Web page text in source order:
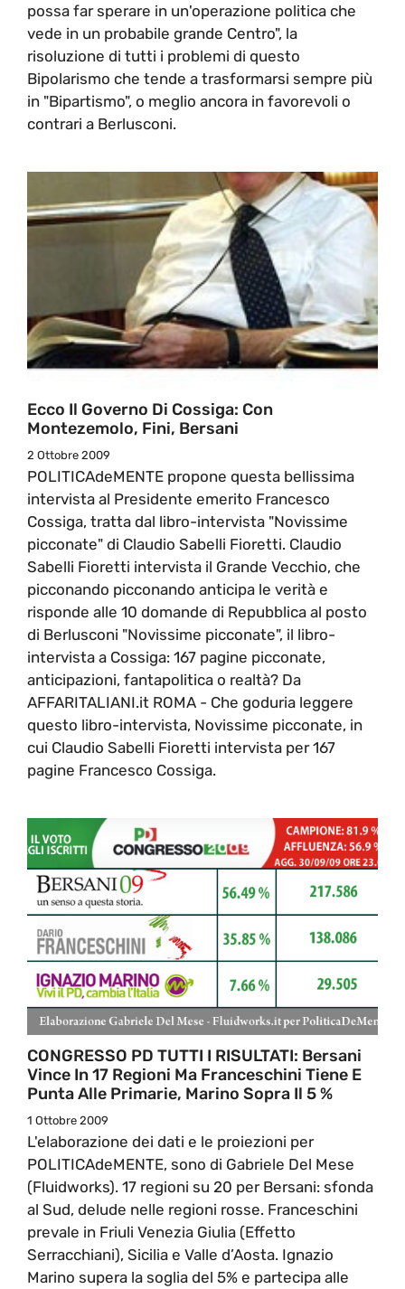
possa far sperare in un'operazione politica che
vede in un probabile grande Centro", la
risoluzione di tutti i problemi di questo
Bipolarismo che tende a trasformarsi sempre più
in "Bipartismo", o meglio ancora in favorevoli o
contrari a Berlusconi.
Ecco Il Governo Di Cossiga: Con
Montezemolo, Fini, Bersani
2 Ottobre 2009
POLITICAdeMENTE propone questa bellissima
intervista al Presidente emerito Francesco
Cossiga, tratta dal libro-intervista "Novissime
picconate" di Claudio Sabelli Fioretti. Claudio
Sabelli Fioretti intervista il Grande Vecchio, che
picconando picconando anticipa le verità e
risponde alle 10 domande di Repubblica al posto
di Berlusconi "Novissime picconate", il libro-
intervista a Cossiga: 167 pagine picconate,
anticipazioni, fantapolitica o realtà? Da
AFFARITALIANI.it ROMA - Che goduria leggere
questo libro-intervista, Novissime picconate, in
cui Claudio Sabelli Fioretti intervista per 167
pagine Francesco Cossiga.
CONGRESSO PD TUTTI I RISULTATI: Bersani
Vince In 17 Regioni Ma Franceschini Tiene E
Punta Alle Primarie, Marino Sopra Il 5 %
1 Ottobre 2009
L'elaborazione dei dati e le proiezioni per
POLITICAdeMENTE, sono di Gabriele Del Mese
(Fluidworks). 17 regioni su 20 per Bersani: sfonda
al Sud, delude nelle regioni rosse. Franceschini
prevale in Friuli Venezia Giulia (Effetto
Serracchiani), Sicilia e Valle d’Aosta. Ignazio
Marino supera la soglia del 5% e partecipa alle